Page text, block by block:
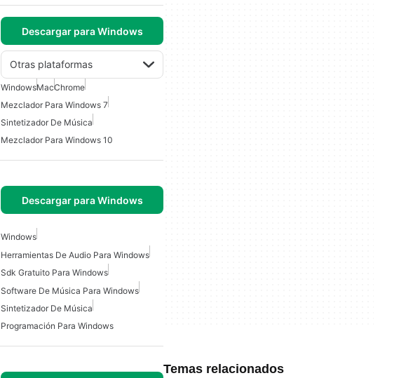
Descargar para Windows
Otras plataformas
WindowsMacChrome
Mezclador Para Windows 7
Sintetizador De Música
Mezclador Para Windows 10
Descargar para Windows
Windows
Herramientas De Audio Para Windows
Sdk Gratuito Para Windows
Software De Música Para Windows
Sintetizador De Música
Programación Para Windows
Temas relacionados